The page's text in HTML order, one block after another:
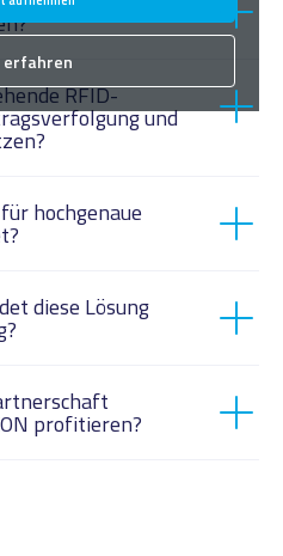
erfahren
RFID-
und
hochgenaue
diese Lösung
und Verteidigung
profitieren?